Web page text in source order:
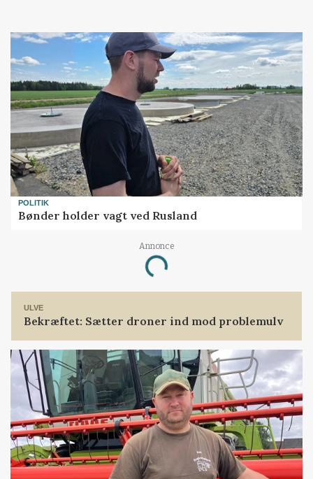
POLITIK
Bønder holder vagt ved Rusland
Annonce
Loading...
ULVE
Bekræftet: Sætter droner ind mod problemulv